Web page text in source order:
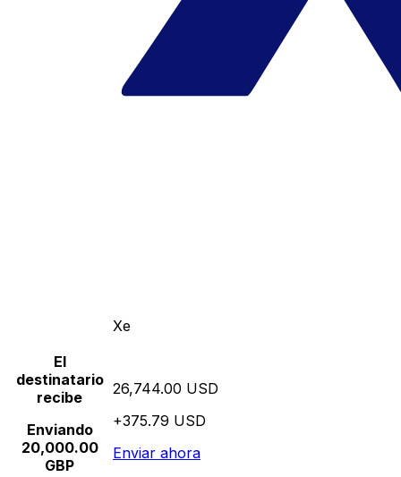
Xe
El
destinatario
recibe
Enviando
20,000.00
GBP
26,744.00 USD
+375.79 USD
Enviar ahora